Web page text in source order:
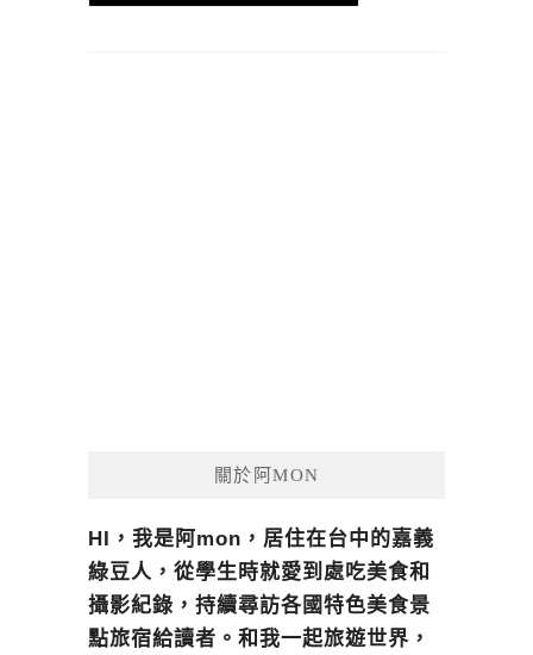
關於阿MON
HI，我是阿mon，居住在台中的嘉義
綠豆人，從學生時就愛到處吃美食和
攝影紀錄，持續尋訪各國特色美食景
點旅宿給讀者。和我一起旅遊世界，